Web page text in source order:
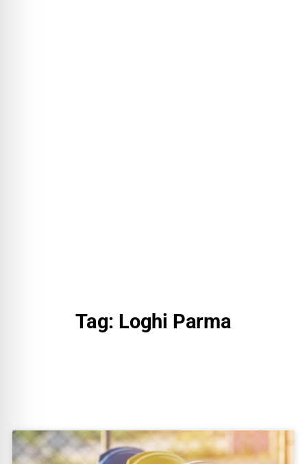
Tag: Loghi Parma